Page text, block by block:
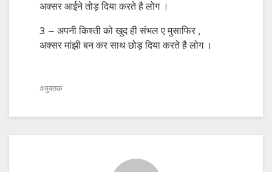
अक्सर आईने तोड़ दिया करते है लोग ।
3 – अपनी किश्ती को खुद ही संभल ए मुसाफिर ,
अक्सर मांझी बन कर साथ छोड़ दिया करते है लोग ।
मुक्तक